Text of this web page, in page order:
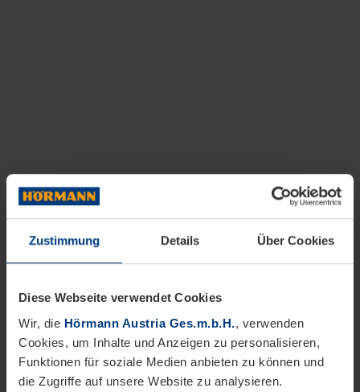
Zustimmung Details Über Cookies
Diese Webseite verwendet Cookies
Wir, die Hörmann Austria Ges.m.b.H., verwenden
Cookies, um Inhalte und Anzeigen zu personalisieren,
Funktionen für soziale Medien anbieten zu können und
die Zugriffe auf unsere Website zu analysieren.